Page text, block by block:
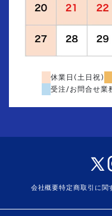
休業日(土日祝)
受注/お問合せ業
会社概要特定商取引に関